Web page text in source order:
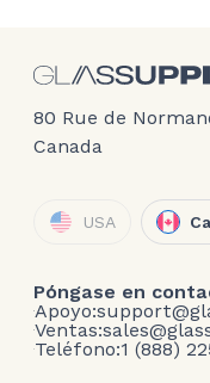
80 Rue de
Canada
USA
Póngase en
Apoyo:
Ventas:
Teléfono:1 (888)